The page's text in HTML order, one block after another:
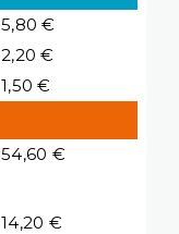
5,80 €
2,20 €
1,50 €
54,60 €
14,20 €